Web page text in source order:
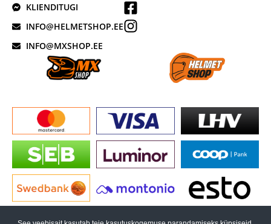
KLIENDITUGI
INFO@HELMETSHOP.EE
INFO@MXSHOP.EE